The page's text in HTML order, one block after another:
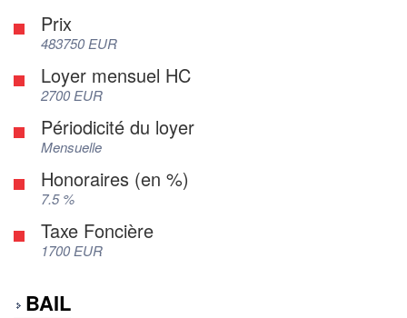
Prix
483750 EUR
Loyer mensuel HC
2700 EUR
Périodicité du loyer
Mensuelle
Honoraires (en %)
7.5 %
Taxe Foncière
1700 EUR
BAIL